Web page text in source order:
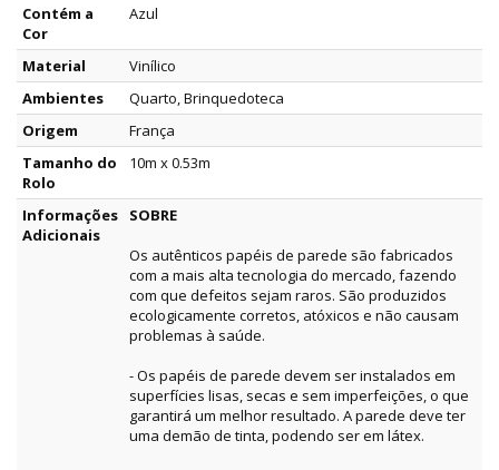
Contém a
Cor
Azul
Material
Vinílico
Ambientes
Quarto, Brinquedoteca
Origem
França
Tamanho do
Rolo
10m x 0.53m
Informações
Adicionais
SOBRE
Os autênticos papéis de parede são fabricados
com a mais alta tecnologia do mercado, fazendo
com que defeitos sejam raros. São produzidos
ecologicamente corretos, atóxicos e não causam
problemas à saúde.
- Os papéis de parede devem ser instalados em
superfícies lisas, secas e sem imperfeições, o que
garantirá um melhor resultado. A parede deve ter
uma demão de tinta, podendo ser em látex.